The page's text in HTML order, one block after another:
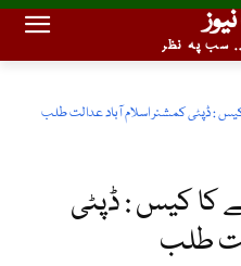
سب پہ نظر
: ڈپٹی کمشنر اسلام آباد عدالت طلب
کا کیس : ڈپٹی
طلب